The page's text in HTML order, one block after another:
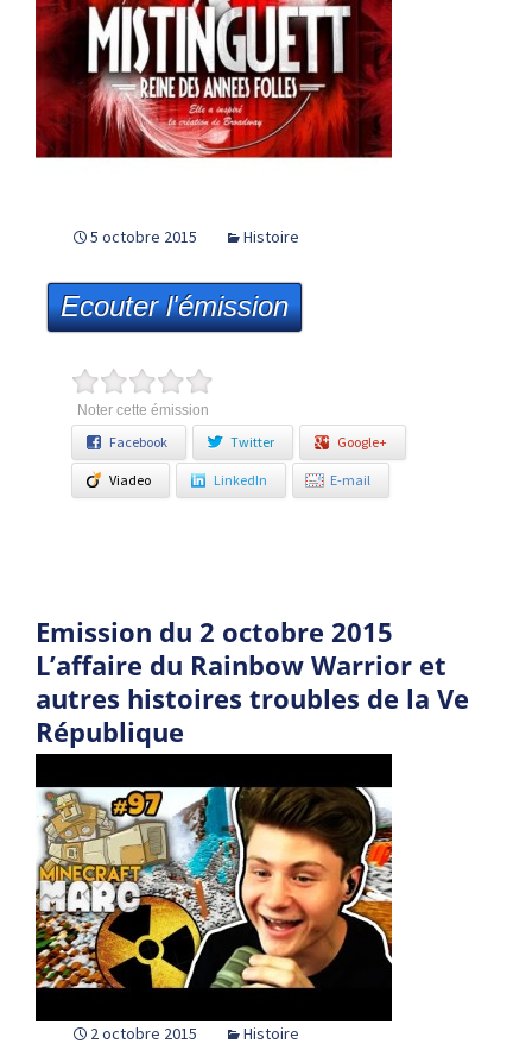
5 octobre 2015 Histoire
Ecouter l'émission
Noter cette émission
Facebook Twitter Google+
Viadeo LinkedIn E-mail
Emission du 2 octobre 2015
L’affaire du Rainbow Warrior et
autres histoires troubles de la Ve
République
2 octobre 2015 Histoire